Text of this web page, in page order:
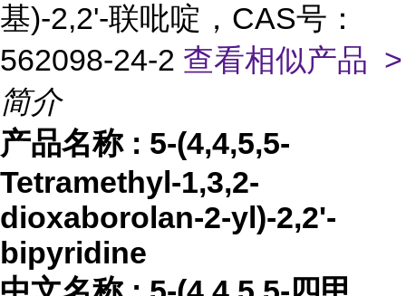
基)-2,2'-联吡啶，CAS号：
562098-24-2 查看相似产品 >
简介
产品名称 : 5-(4,4,5,5-
Tetramethyl-1,3,2-
dioxaborolan-2-yl)-2,2'-
bipyridine